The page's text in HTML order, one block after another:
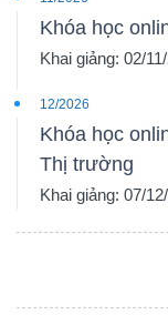
Khóa học
Khai giảng: 02/
12/2026
Khóa học
Thị trường
Khai giảng: 07/